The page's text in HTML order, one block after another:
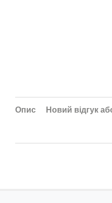
Опис Новий відгук